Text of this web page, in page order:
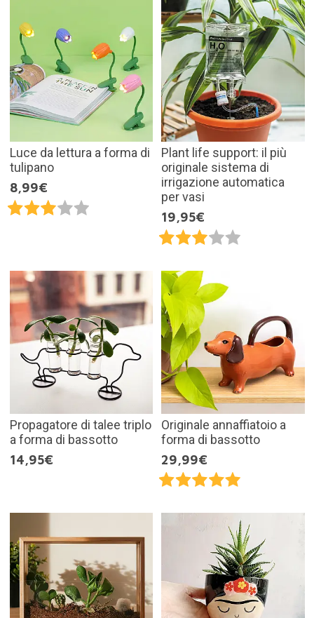
Luce da lettura a forma di
tulipano
8,99€
Plant life support: il più
originale sistema di
irrigazione automatica
per vasi
19,95€
Propagatore di talee triplo
a forma di bassotto
14,95€
Originale annaffiatoio a
forma di bassotto
29,99€